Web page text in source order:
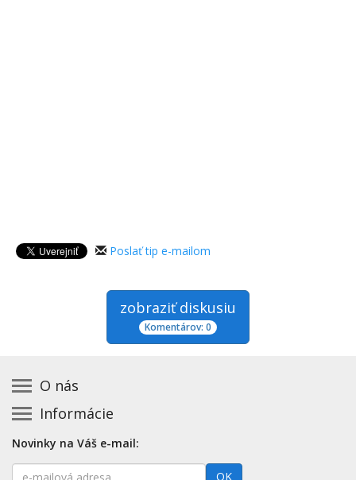
Poslať tip e-mailom
zobraziť diskusiu
Komentárov: 0
O nás
Kontakt na prevádzkovateľa
Zásady používania cookies
Prehlásenie o prístupnosti
Informácie
Základná registrácia otváracích hodín zadarmo
Novinky na Váš e-mail:
E-
OK